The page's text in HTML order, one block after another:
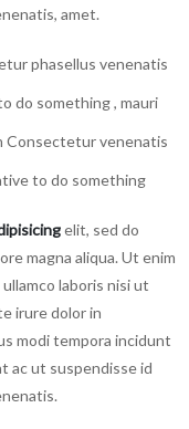
amet.
phasellus venenatis
do something , mauri
Consectetur venenatis
to do something
elit, sed do
magna aliqua. Ut enim
laboris nisi ut
irure dolor in
modi tempora incidunt
ac ut suspendisse id